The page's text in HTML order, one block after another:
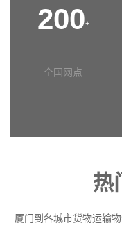
200+
全国网点
热
厦门到各城市货物运输